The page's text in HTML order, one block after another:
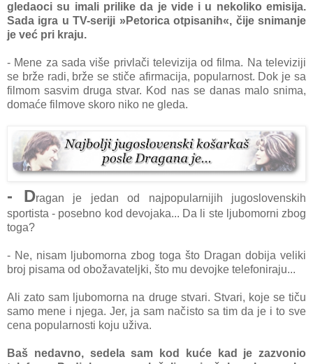
gledaoci su imali prilike da je vide i u nekoliko emisija.
Sada igra u TV-seriji »Petorica otpisanih«, čije snimanje
je već pri kraju.
- Mene za sada više privlači televizija od filma. Na televiziji
se brže radi, brže se stiče afirmacija, popularnost. Dok je sa
filmom sasvim druga stvar. Kod nas se danas malo snima,
domaće filmove skoro niko ne gleda.
- Dragan je jedan od najpopularnijih jugoslovenskih
sportista - posebno kod devojaka... Da li ste ljubomorni zbog
toga?
- Ne, nisam ljubomorna zbog toga što Dragan dobija veliki
broj pisama od obožavateljki, što mu devojke telefoniraju...
Ali zato sam ljubomorna na druge stvari. Stvari, koje se tiču
samo mene i njega. Jer, ja sam načisto sa tim da je i to sve
cena popularnosti koju uživa.
Baš nedavno, sedela sam kod kuće kad je zazvonio